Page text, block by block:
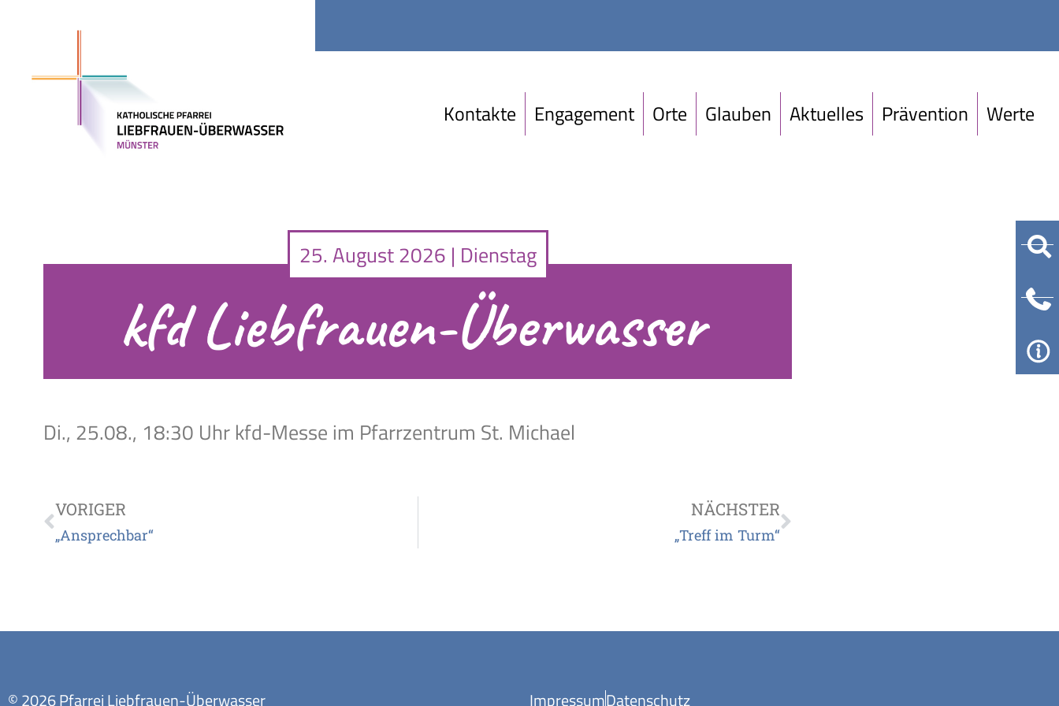
Kontakte Engagement Orte Glauben Aktuelles Prävention Werte
25. August 2026 | Dienstag
kfd Liebfrauen-Überwasser
Di., 25.08., 18:30 Uhr kfd-Messe im Pfarrzentrum St. Michael
VORIGER
„Ansprechbar“
NÄCHSTER
„Treff im Turm“
© 2026 Pfarrei Liebfrauen-Überwasser ImpressumDatenschutz